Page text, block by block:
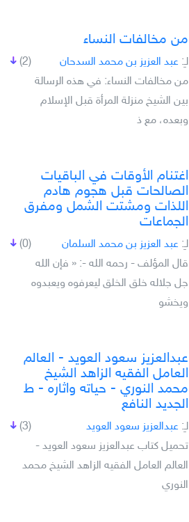
من مخالفات النساء
(2) لـِ: عبد العزيز بن محمد السدحان
من مخالفات النساء: في هذه الرسالة
بين الشيخ منزلة المرأة قبل الإسلام
وبعده، مع ذ
اغتنام الأوقات في الباقيات
الصالحات قبل هجوم هادم
اللذات ومشتت الشمل ومفرق
الجماعات
(0) لـِ: عبد العزيز بن محمد السلمان
قال المؤلف - رحمه الله -: « فإن الله
جل جلاله خلق الخلق ليعرفوه ويعبدوه
ويخشو
عبدالعزيز سعود العويد - العالم
العامل الفقيه الزاهد الشيخ
محمد النوري - حياته واثاره - ط
الجديد النافع
(3) لـِ: عبدالعزيز سعود العويد
تحميل كتاب عبدالعزيز سعود العويد -
العالم العامل الفقيه الزاهد الشيخ محمد
النوري